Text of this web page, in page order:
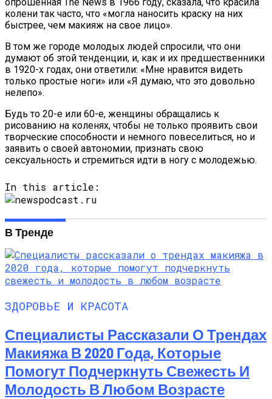
Лунный Календарь Окрашивания
Волос На Октябрь 2025 Года
колени так часто, что «могла наносить краску на них
быстрее, чем макияж на свое лицо».
В том же городе молодых людей спросили, что они
думают об этой тенденции, и, как и их предшественники
в 1920-х годах, они ответили: «Мне нравится видеть
только простые ноги» или «Я думаю, что это довольно
нелепо».
Будь то 20-е или 60-е, женщины обращались к
рисованию на коленях, чтобы не только проявить свои
творческие способности и немного повеселиться, но и
заявить о своей автономии, признать свою
сексуальность и стремиться идти в ногу с молодежью.
In this article:
В Тренде
ЗДОРОВЬЕ И КРАСОТА
Специалисты Рассказали О Трендах
Макияжа В 2020 Года, Которые
Помогут Подчеркнуть Свежесть И
Молодость В Любом Возрасте